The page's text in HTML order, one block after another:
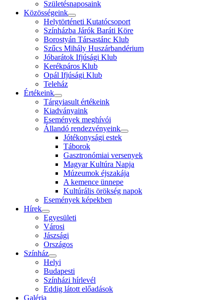
Születésnaposaink
Közösségeink
Helytörténeti Kutatócsoport
Színházba Járók Baráti Köre
Borostyán Társastánc Klub
Szűcs Mihály Huszárbandérium
Jóbarátok Ifjúsági Klub
Kerékpáros Klub
Opál Ifjúsági Klub
Teleház
Értékeink
Tárgyiasult értékeink
Kiadványaink
Események meghívói
Állandó rendezvényeink
Jótékonysági estek
Táborok
Gasztronómiai versenyek
Magyar Kultúra Napja
Múzeumok éjszakája
A kemence ünnepe
Kultúrális örökség napok
Események képekben
Hírek
Egyesületi
Városi
Jászsági
Országos
Színház
Helyi
Budapesti
Színházi hírlevél
Eddig látott előadások
Galéria